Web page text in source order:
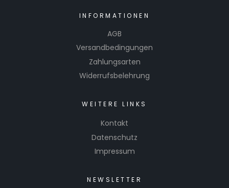
INFORMATIONEN
AGB
Versandbedingungen
Zahlungsarten
Widerrufsbelehrung
WEITERE LINKS
Kontakt
Datenschutz
Impressum
NEWSLETTER